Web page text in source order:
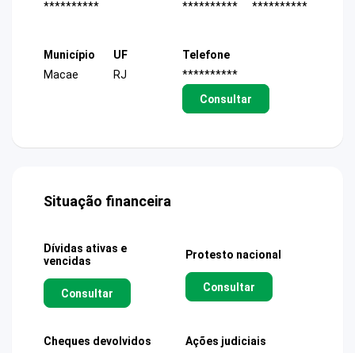
**********
**********
**********
Município
Macae
UF
RJ
Telefone
**********
Consultar
Situação financeira
Dívidas ativas e
vencidas
Consultar
Protesto nacional
Consultar
Cheques devolvidos Ações judiciais